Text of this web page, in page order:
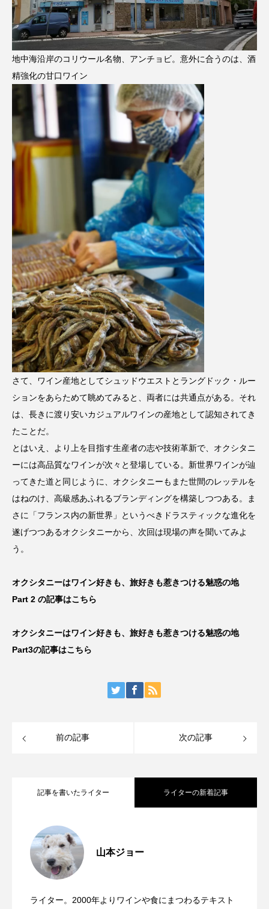
地中海沿岸のコリウール名物、アンチョビ。意外に合うのは、酒
精強化の甘口ワイン
さて、ワイン産地としてシュッドウエストとラングドック・ルー
ションをあらためて眺めてみると、両者には共通点がある。それ
は、長きに渡り安いカジュアルワインの産地として認知されてき
たことだ。
とはいえ、より上を目指す生産者の志や技術革新で、オクシタニ
ーには高品質なワインが次々と登場している。新世界ワインが辿
ってきた道と同じように、オクシタニーもまた世間のレッテルを
はねのけ、高級感あふれるブランディングを構築しつつある。ま
さに「フランス内の新世界」というべきドラスティックな進化を
遂げつつあるオクシタニーから、次回は現場の声を聞いてみよ
う。
オクシタニーはワイン好きも、旅好きも惹きつける魅惑の地
Part 2 の記事はこちら
オクシタニーはワイン好きも、旅好きも惹きつける魅惑の地
Part3の記事はこちら
前の記事 次の記事
記事を書いたライター ライターの新着記事
山本ジョー
ライター。2000年よりワインや食にまつわるテキスト
2026.08.08
2026.06.24